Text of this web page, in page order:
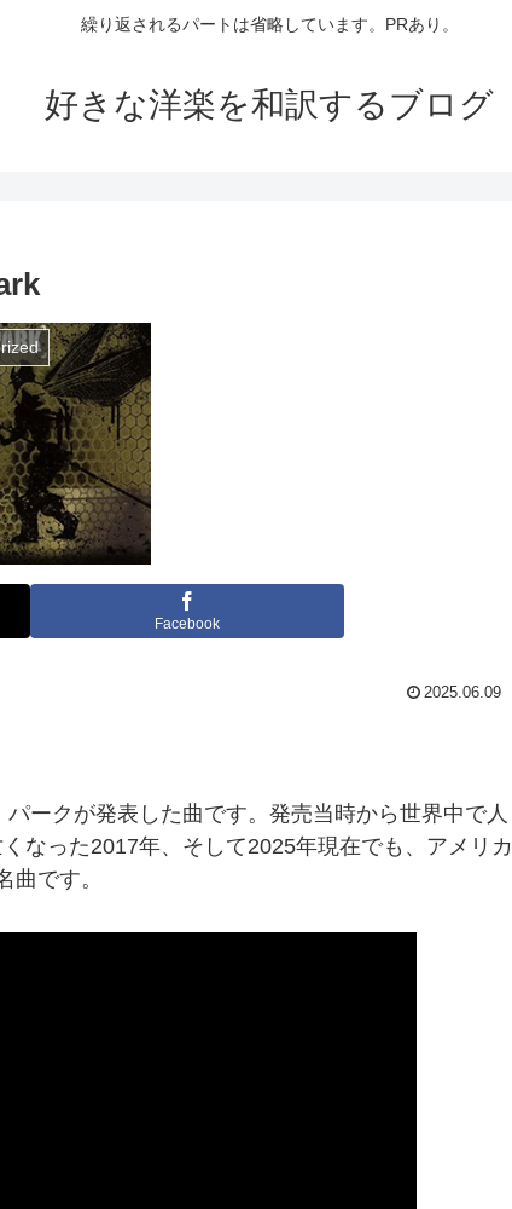
繰り返されるパートは省略しています。PRあり。
好きな洋楽を和訳するブログ
Facebook
2025.06.09
ークが発表した曲です。発売当時から世界中で人
なった2017年、そして2025年現在でも、アメリカ
です。